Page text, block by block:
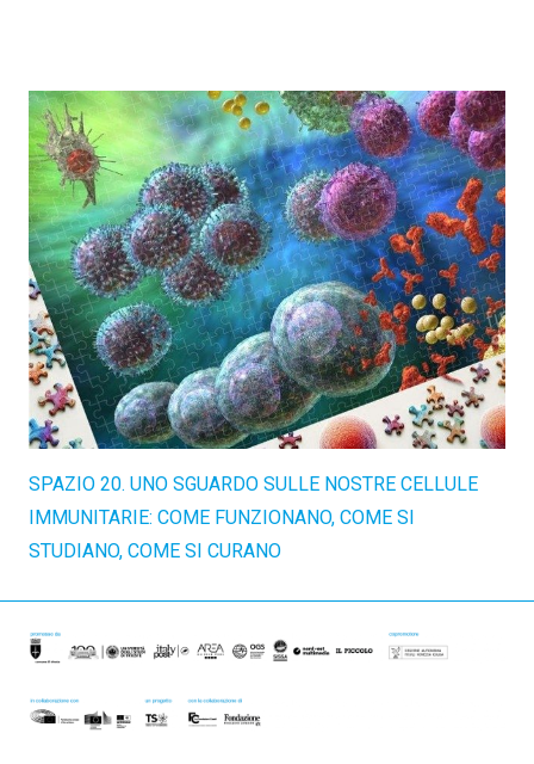
SPAZIO 20. UNO SGUARDO SULLE NOSTRE CELLULE
IMMUNITARIE: COME FUNZIONANO, COME SI
STUDIANO, COME SI CURANO